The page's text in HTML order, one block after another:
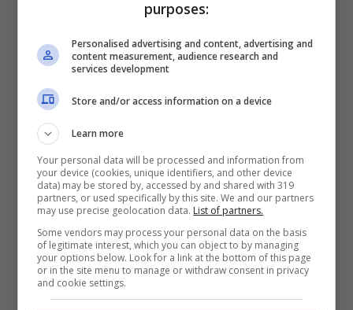
Caos sulle pensioni di giugno: chiarimenti e verità circa i
pagamenti – ot11ot2.it
Per questo 2025, infatti,
il 1° giugno cade di
domenica, mentre il giorno successivo,
seppur lunedì, è il 2 giugno, Festa della
Repubblicae dunque festa nazionale per
purposes:
Personalised advertising and content, advertising and
content measurement, audience research and
services development
Store and/or access information on a device
Learn more
Your personal data will be processed and information from
your device (cookies, unique identifiers, and other device
data) may be stored by, accessed by and shared with 319
partners, or used specifically by this site. We and our partners
may use precise geolocation data. List of partners.
Some vendors may process your personal data on the basis
of legitimate interest, which you can object to by managing
your options below. Look for a link at the bottom of this page
or in the site menu to manage or withdraw consent in privacy
and cookie settings.